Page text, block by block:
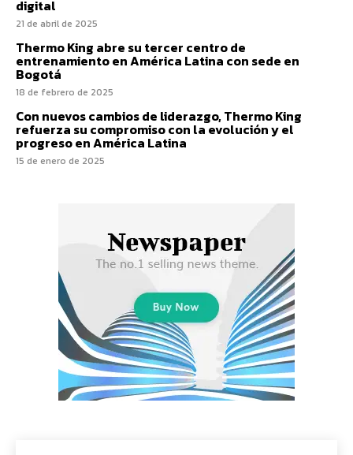
digital
21 de abril de 2025
Thermo King abre su tercer centro de
entrenamiento en América Latina con sede en
Bogotá
18 de febrero de 2025
Con nuevos cambios de liderazgo, Thermo King
refuerza su compromiso con la evolución y el
progreso en América Latina
15 de enero de 2025